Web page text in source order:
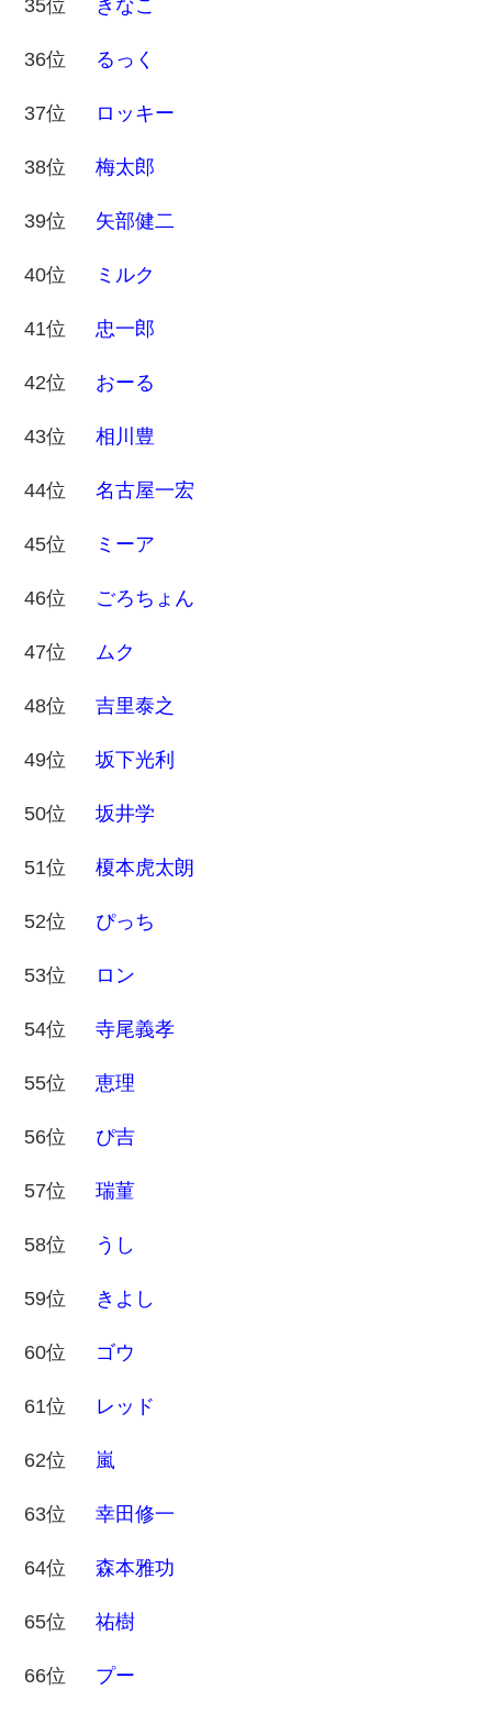
35位 きなこ
36位 るっく
37位 ロッキー
38位 梅太郎
39位 矢部健二
40位 ミルク
41位 忠一郎
42位 おーる
43位 相川豊
44位 名古屋一宏
45位 ミーア
46位 ごろちょん
47位 ムク
48位 吉里泰之
49位 坂下光利
50位 坂井学
51位 榎本虎太朗
52位 ぴっち
53位 ロン
54位 寺尾義孝
55位 恵理
56位 ぴ吉
57位 瑞菫
58位 うし
59位 きよし
60位 ゴウ
61位 レッド
62位 嵐
63位 幸田修一
64位 森本雅功
65位 祐樹
66位 プー